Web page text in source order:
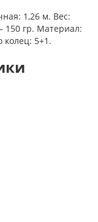
1,26 м. Вес:
150 гр. Материал:
колец: 5+1.